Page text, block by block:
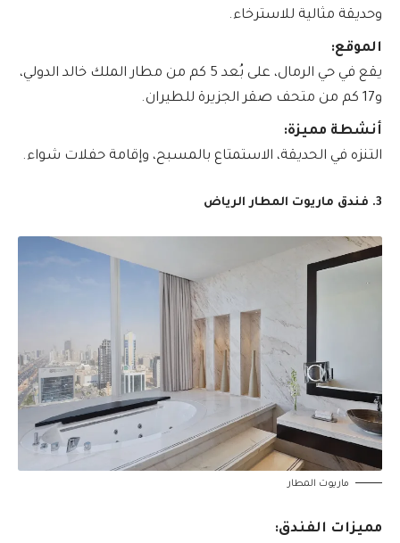
وحديقة مثالية للاسترخاء.
الموقع:
يقع في حي الرمال، على بُعد 5 كم من مطار الملك خالد الدولي،
و17 كم من متحف صقر الجزيرة للطيران.
أنشطة مميزة:
التنزه في الحديقة، الاستمتاع بالمسبح، وإقامة حفلات شواء.
3. فندق ماريوت المطار الرياض
ماريوت المطار
مميزات الفندق: